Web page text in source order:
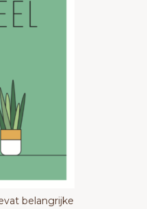
belangrijke